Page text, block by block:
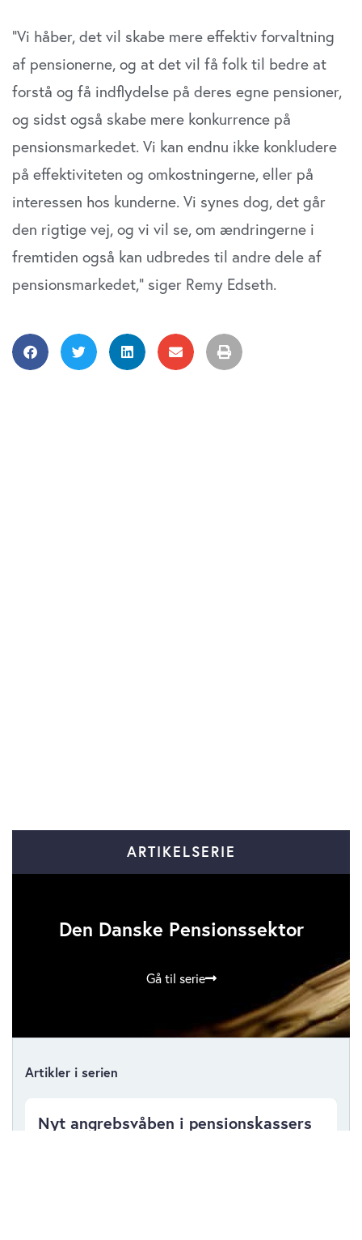
”Vi håber, det vil skabe mere effektiv forvaltning
af pensionerne, og at det vil få folk til bedre at
forstå og få indflydelse på deres egne pensioner,
og sidst også skabe mere konkurrence på
pensionsmarkedet. Vi kan endnu ikke konkludere
på effektiviteten og omkostningerne, eller på
interessen hos kunderne. Vi synes dog, det går
den rigtige vej, og vi vil se, om ændringerne i
fremtiden også kan udbredes til andre dele af
pensionsmarkedet,” siger Remy Edseth.
ARTIKELSERIE
Den Danske Pensionssektor
Gå til serie
Artikler i serien
Nyt angrebsvåben i pensionskassers